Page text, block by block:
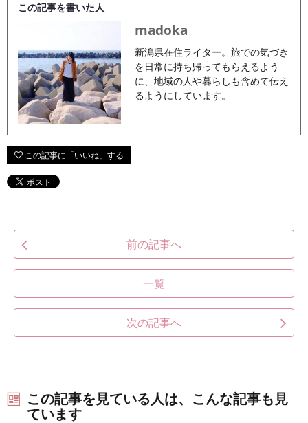
この記事を書いた人
madoka
新潟県在住ライター。旅での気づき
を日常に持ち帰ってもらえるよう
に、地域の人や暮らしも含めて伝え
るようにしています。
前の記事へ
一覧
次の記事へ
この記事を見ている人は、こんな記事も見
ています